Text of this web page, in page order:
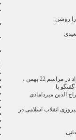
روشن
۲۰:۴۰ سخنرانی محمود احمدی نژاد در مراسم 22 بهمن ،
با
الدین میردامادی
۳۴مین سال پیروزی انقلاب اسلامی در